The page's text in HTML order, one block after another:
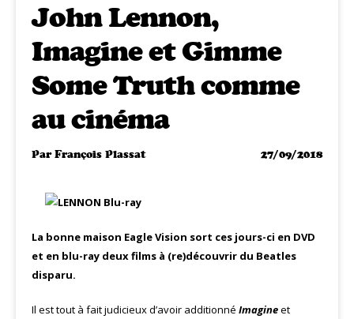
John Lennon,
Imagine et Gimme
Some Truth comme
au cinéma
ParFrançois Plassat 27/09/2018
La bonne maison Eagle Vision sort ces jours-ci en DVD
et en blu-ray deux films à (re)découvrir du Beatles
disparu.
Il est tout à fait judicieux d’avoir additionné Imagineet